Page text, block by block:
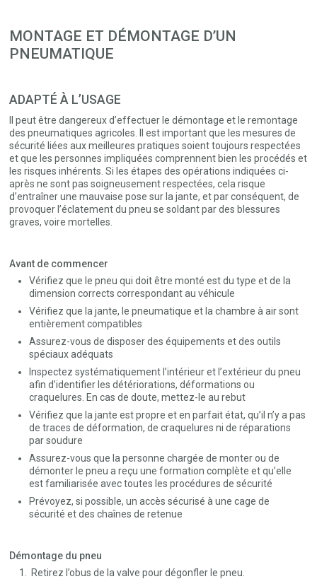
MONTAGE ET DÉMONTAGE D’UN
PNEUMATIQUE
ADAPTÉ À L’USAGE
Il peut être dangereux d’effectuer le démontage et le remontage
des pneumatiques agricoles. Il est important que les mesures de
sécurité liées aux meilleures pratiques soient toujours respectées
et que les personnes impliquées comprennent bien les procédés et
les risques inhérents. Si les étapes des opérations indiquées ci-
après ne sont pas soigneusement respectées, cela risque
d’entraîner une mauvaise pose sur la jante, et par conséquent, de
provoquer l’éclatement du pneu se soldant par des blessures
graves, voire mortelles.
Avant de commencer
Vérifiez que le pneu qui doit être monté est du type et de la
dimension corrects correspondant au véhicule
Vérifiez que la jante, le pneumatique et la chambre à air sont
entièrement compatibles
Assurez-vous de disposer des équipements et des outils
spéciaux adéquats
Inspectez systématiquement l’intérieur et l’extérieur du pneu
afin d’identifier les détériorations, déformations ou
craquelures. En cas de doute, mettez-le au rebut
Vérifiez que la jante est propre et en parfait état, qu’il n’y a pas
de traces de déformation, de craquelures ni de réparations
par soudure
Assurez-vous que la personne chargée de monter ou de
démonter le pneu a reçu une formation complète et qu’elle
est familiarisée avec toutes les procédures de sécurité
Prévoyez, si possible, un accès sécurisé à une cage de
sécurité et des chaînes de retenue
Démontage du pneu
Retirez l’obus de la valve pour dégonfler le pneu.